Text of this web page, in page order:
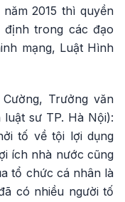
2015 thì quyền
trong các đạo
mạng, Luật Hình
Trưởng văn
sư TP. Hà Nội):
tố về tội lợi dụng
ích nhà nước cũng
tổ chức cá nhân là
có nhiều người tố